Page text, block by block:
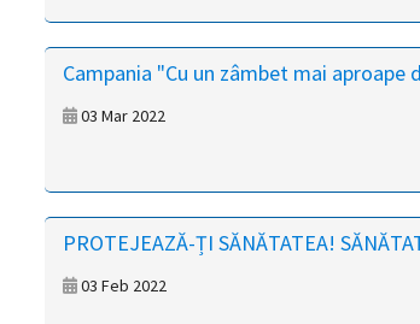
Campania "Cu un zâmbet mai aproape
03 Mar 2022
PROTEJEAZĂ-ȚI SĂNĂTATEA!
03 Feb 2022